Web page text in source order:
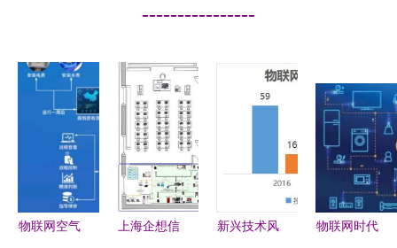
----------------
物联网空气
上海企想信
新兴技术风
物联网时代